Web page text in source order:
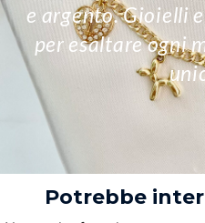
e argento. Gioielli
per esaltare ogni
Potrebbe